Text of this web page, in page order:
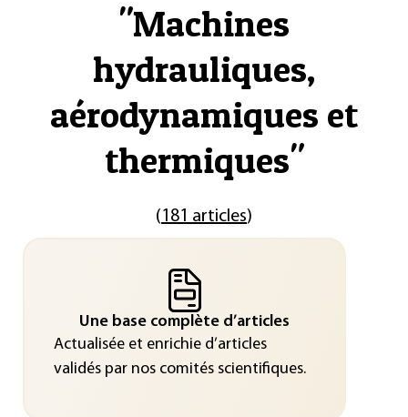
"Machines
hydrauliques,
aérodynamiques et
thermiques"
(181 articles)
Une base complète d’articles
Actualisée et enrichie d’articles
validés par nos comités scientifiques.